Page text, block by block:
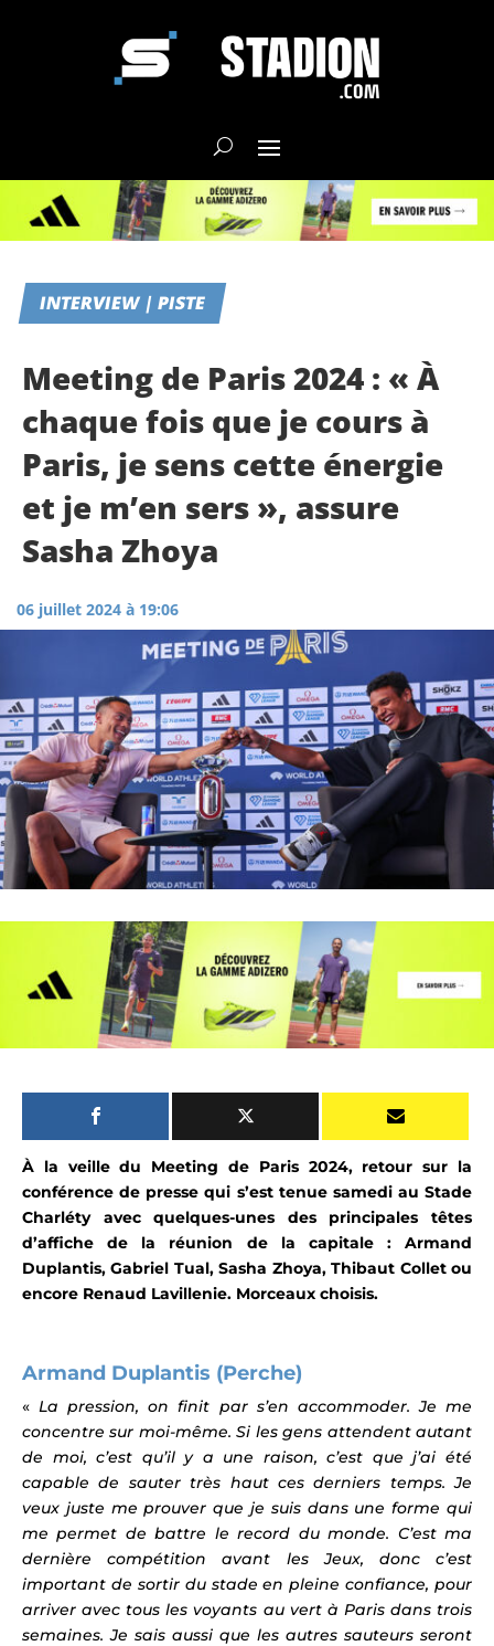
INTERVIEW | PISTE
Meeting de Paris 2024 : « À
chaque fois que je cours à
Paris, je sens cette énergie
et je m’en sers », assure
Sasha Zhoya
06 juillet 2024 à 19:06
À la veille du Meeting de Paris 2024, retour sur la
conférence de pressequi s’est tenue samedi au Stade
Charléty avec quelques-unes des principales têtes
d’affiche de la réunion de la capitale : Armand
Duplantis, Gabriel Tual, Sasha Zhoya, Thibaut Collet ou
encore Renaud Lavillenie. Morceaux choisis.
Armand Duplantis (Perche)
«La pression, on finit par s’en accommoder. Je me
concentre sur moi-même. Si les gens attendent autant
de moi, c’est qu’il y a une raison, c’est que j’ai été
capable de sauter très haut ces derniers temps. Je
veux juste me prouver que je suis dans une forme qui
me permet de battre le record du monde. C’est ma
dernière compétition avant les Jeux, donc c’est
important de sortir du stade en pleine confiance, pour
arriver avec tous les voyants au vert à Paris dans trois
semaines. Je sais aussi que les autres sauteurs seront